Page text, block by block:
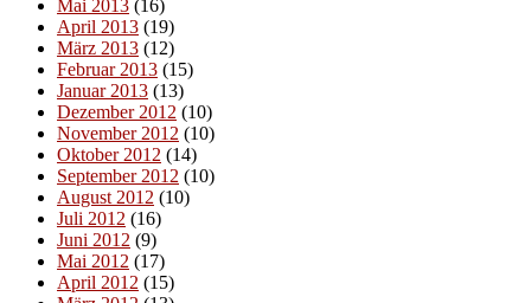
Mai 2013 (16)
April 2013 (19)
März 2013 (12)
Februar 2013 (15)
Januar 2013 (13)
Dezember 2012 (10)
November 2012 (10)
Oktober 2012 (14)
September 2012 (10)
August 2012 (10)
Juli 2012 (16)
Juni 2012 (9)
Mai 2012 (17)
April 2012 (15)